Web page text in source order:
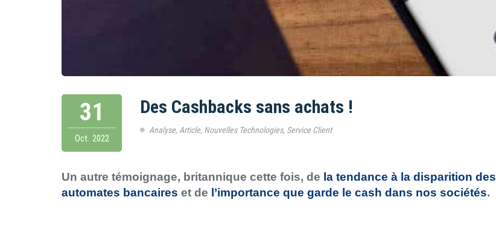
31
Oct. 2022
Des Cashbacks sans achats !
Analyse, Article, Nouvelles Technologies, Service Client
Un autre témoignage, britannique cette fois, de la tendance à la disparition des
automates bancaires et de l’importance que garde le cash dans nos sociétés.